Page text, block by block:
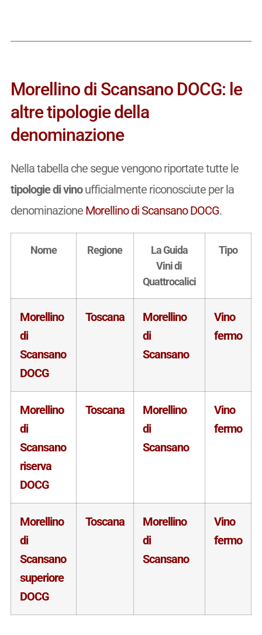
Morellino di Scansano DOCG: le
altre tipologie della
denominazione
Nella tabella che segue vengono riportate tutte le
tipologie di vinoufficialmente riconosciute per la
denominazione Morellino di Scansano DOCG.
Nome Regione
La Guida
Vini di
Quattrocalici
Tipo
Morellino
di
Scansano
DOCG
Toscana
Morellino
di
Scansano
Vino
fermo
Morellino
di
Scansano
riserva
DOCG
Toscana
Morellino
di
Scansano
Vino
fermo
Morellino
di
Scansano
superiore
DOCG
Toscana
Morellino
di
Scansano
Vino
fermo